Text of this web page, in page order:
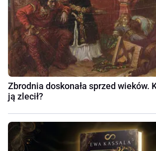
Zbrodnia doskonała sprzed wieków.
ją zlecił?